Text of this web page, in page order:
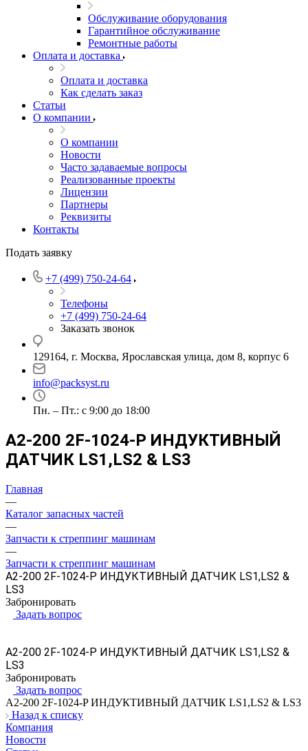
Обслуживание оборудования
Гарантийное обслуживание
Ремонтные работы
Оплата и доставка
Оплата и доставка
Как сделать заказ
Статьи
О компании
О компании
Новости
Часто задаваемые вопросы
Реализованные проекты
Лицензии
Партнеры
Реквизиты
Контакты
Подать заявку
+7 (499) 750-24-64
Телефоны
+7 (499) 750-24-64
Заказать звонок
129164, г. Москва, Ярославская улица, дом 8, корпус 6
info@packsyst.ru
Пн. – Пт.: с 9:00 до 18:00
A2-200 2F-1024-P ИНДУКТИВНЫЙ
ДАТЧИК LS1,LS2 & LS3
Главная
—
Каталог запасных частей
—
Запчасти к стреппинг машинам
—
Запчасти к стреппинг машинам
A2-200 2F-1024-P ИНДУКТИВНЫЙ ДАТЧИК LS1,LS2 &
LS3
Забронировать
Задать вопрос
A2-200 2F-1024-P ИНДУКТИВНЫЙ ДАТЧИК LS1,LS2 &
LS3
Забронировать
Задать вопрос
A2-200 2F-1024-P ИНДУКТИВНЫЙ ДАТЧИК LS1,LS2 & LS3
Назад к списку
Компания
Новости